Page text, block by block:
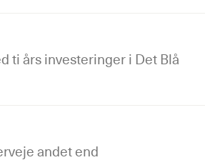
ti års investeringer i Det Blå
andet end